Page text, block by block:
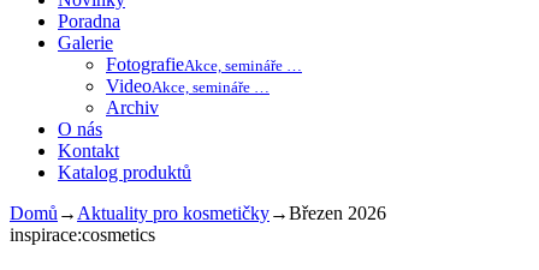
Poradna
Galerie
FotografieAkce, semináře …
VideoAkce, semináře …
Archiv
O nás
Kontakt
Katalog produktů
Domů → Aktuality pro kosmetičky→Březen 2026
inspirace:cosmetics